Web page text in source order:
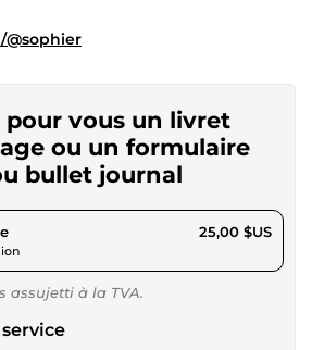
pour vous un livret
ou un formulaire
bullet journal
pour 23,04 $US 25,00 $US
assujetti à la TVA.